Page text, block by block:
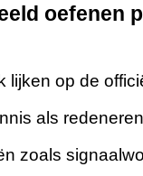
oefenen
lijken op de
als
zoals